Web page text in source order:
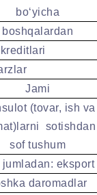
boʻyicha
boshqalardan
Jami
(tovar, ish va
sotishdan
sof tushum
jumladan: eksport
daromadlar